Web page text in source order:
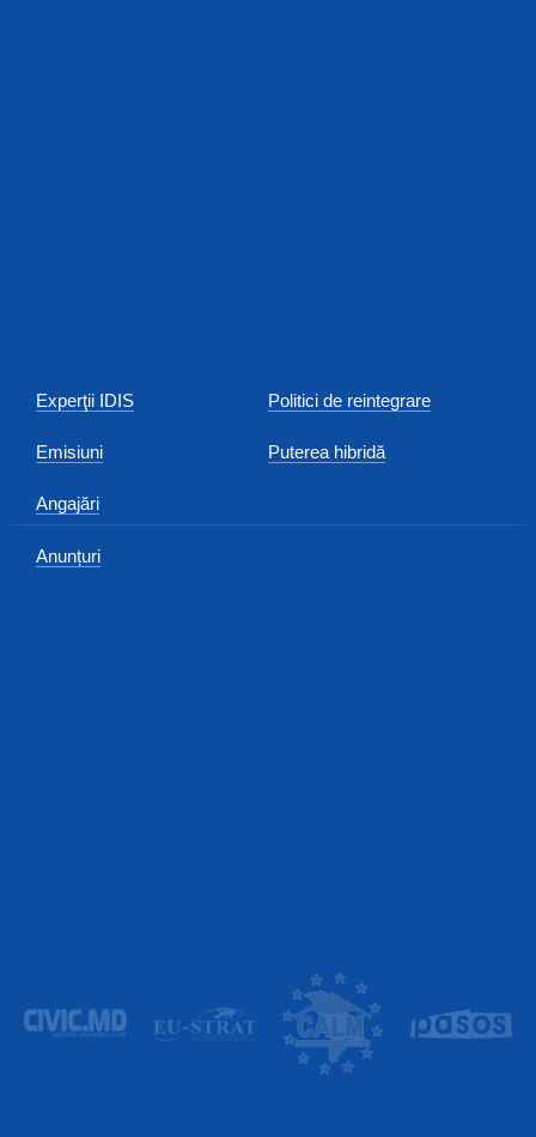
Experţii IDIS
Emisiuni
Angajări
Anunțuri
Politici de reintegrare
Puterea hibridă